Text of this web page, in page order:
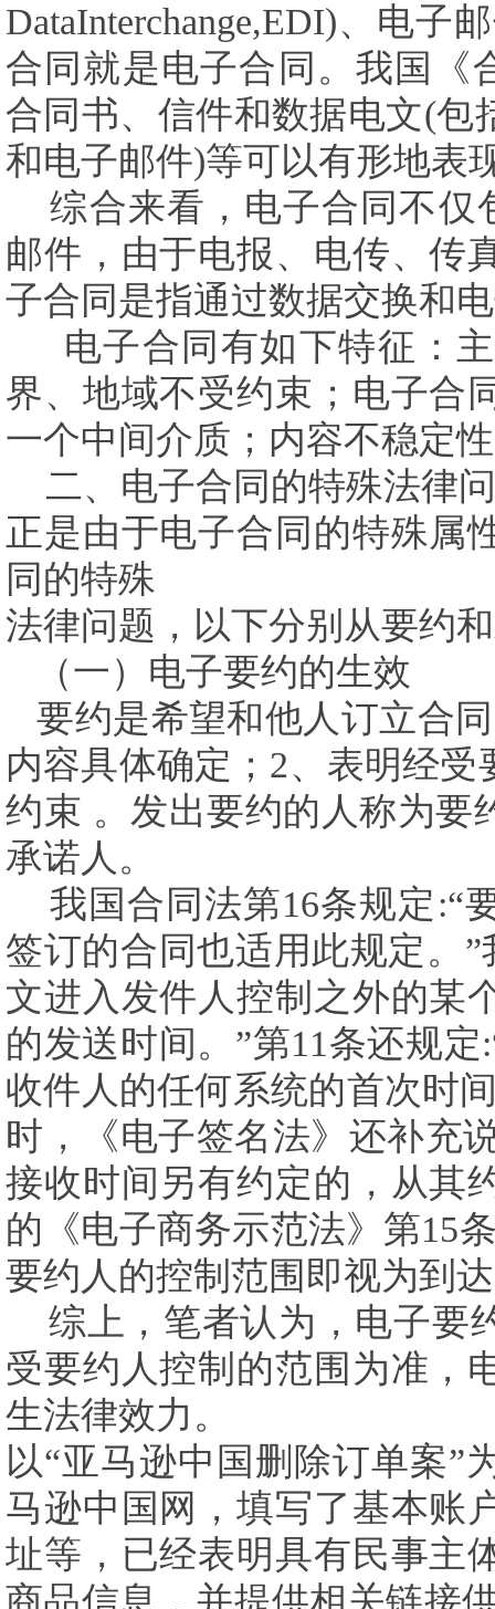
DataInterchange,EDI)、电子
合同就是电子合同。我国《
合同书、信件和数据电文(包
和电子邮件)等可以有形地表
综合来看，电子合同不仅
邮件，由于电报、电传、传
子合同是指通过数据交换和
电子合同有如下特征：
界、地域不受约束；电子合
一个中间介质；内容不稳定
二、电子合同的特殊法律
正是由于电子合同的特殊属
同的特殊
法律问题，以下分别从要约
（一）电子要约的生效
要约是希望和他人订立合
内容具体确定； 2、表明经受
约束 。发出要约的人称为要
承诺人。
我国合同法第16条规定:“
签订的合同也适用此规定。
文进入发件人控制之外的某
的发送时间。”第11条还规定:
收件人的任何系统的首次时
时，《电子签名法》还补充
接收时间另有约定的，从其
的《电子商务示范法》第15
要约人的控制范围即视为到
综上，笔者认为，电子要
受要约人控制的范围为准，
生法律效力。
以“亚马逊中国删除订单案”
马逊中国网，填写了基本账
址等，已经表明具有民事主
商品信息，并提供相关链接